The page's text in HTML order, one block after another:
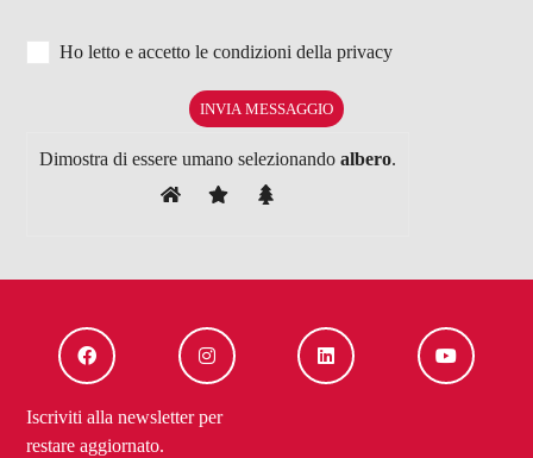
Ho letto e accetto le condizioni dellaprivacy
Dimostra di essere umano selezionando albero.
Iscriviti alla newsletter per
restare aggiornato.